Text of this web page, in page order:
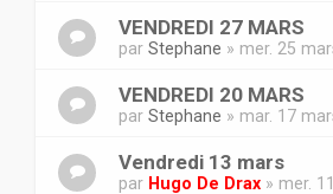
VENDREDI 27 MARS
par Stephane » mer. 25
VENDREDI 20 MARS
par Stephane » mar. 17
Vendredi 13 mars
par Hugo De Drax » mer.